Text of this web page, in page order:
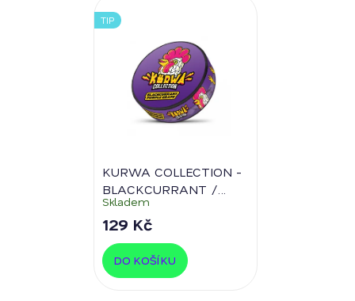
TIP
KURWA COLLECTION -
BLACKCURRANT /
PURPLE GRAPE
mg/sáček
Skladem
129 Kč
DO KOŠÍKU